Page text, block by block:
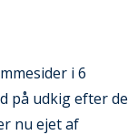
i 6
på udkig efter de
nu ejet af